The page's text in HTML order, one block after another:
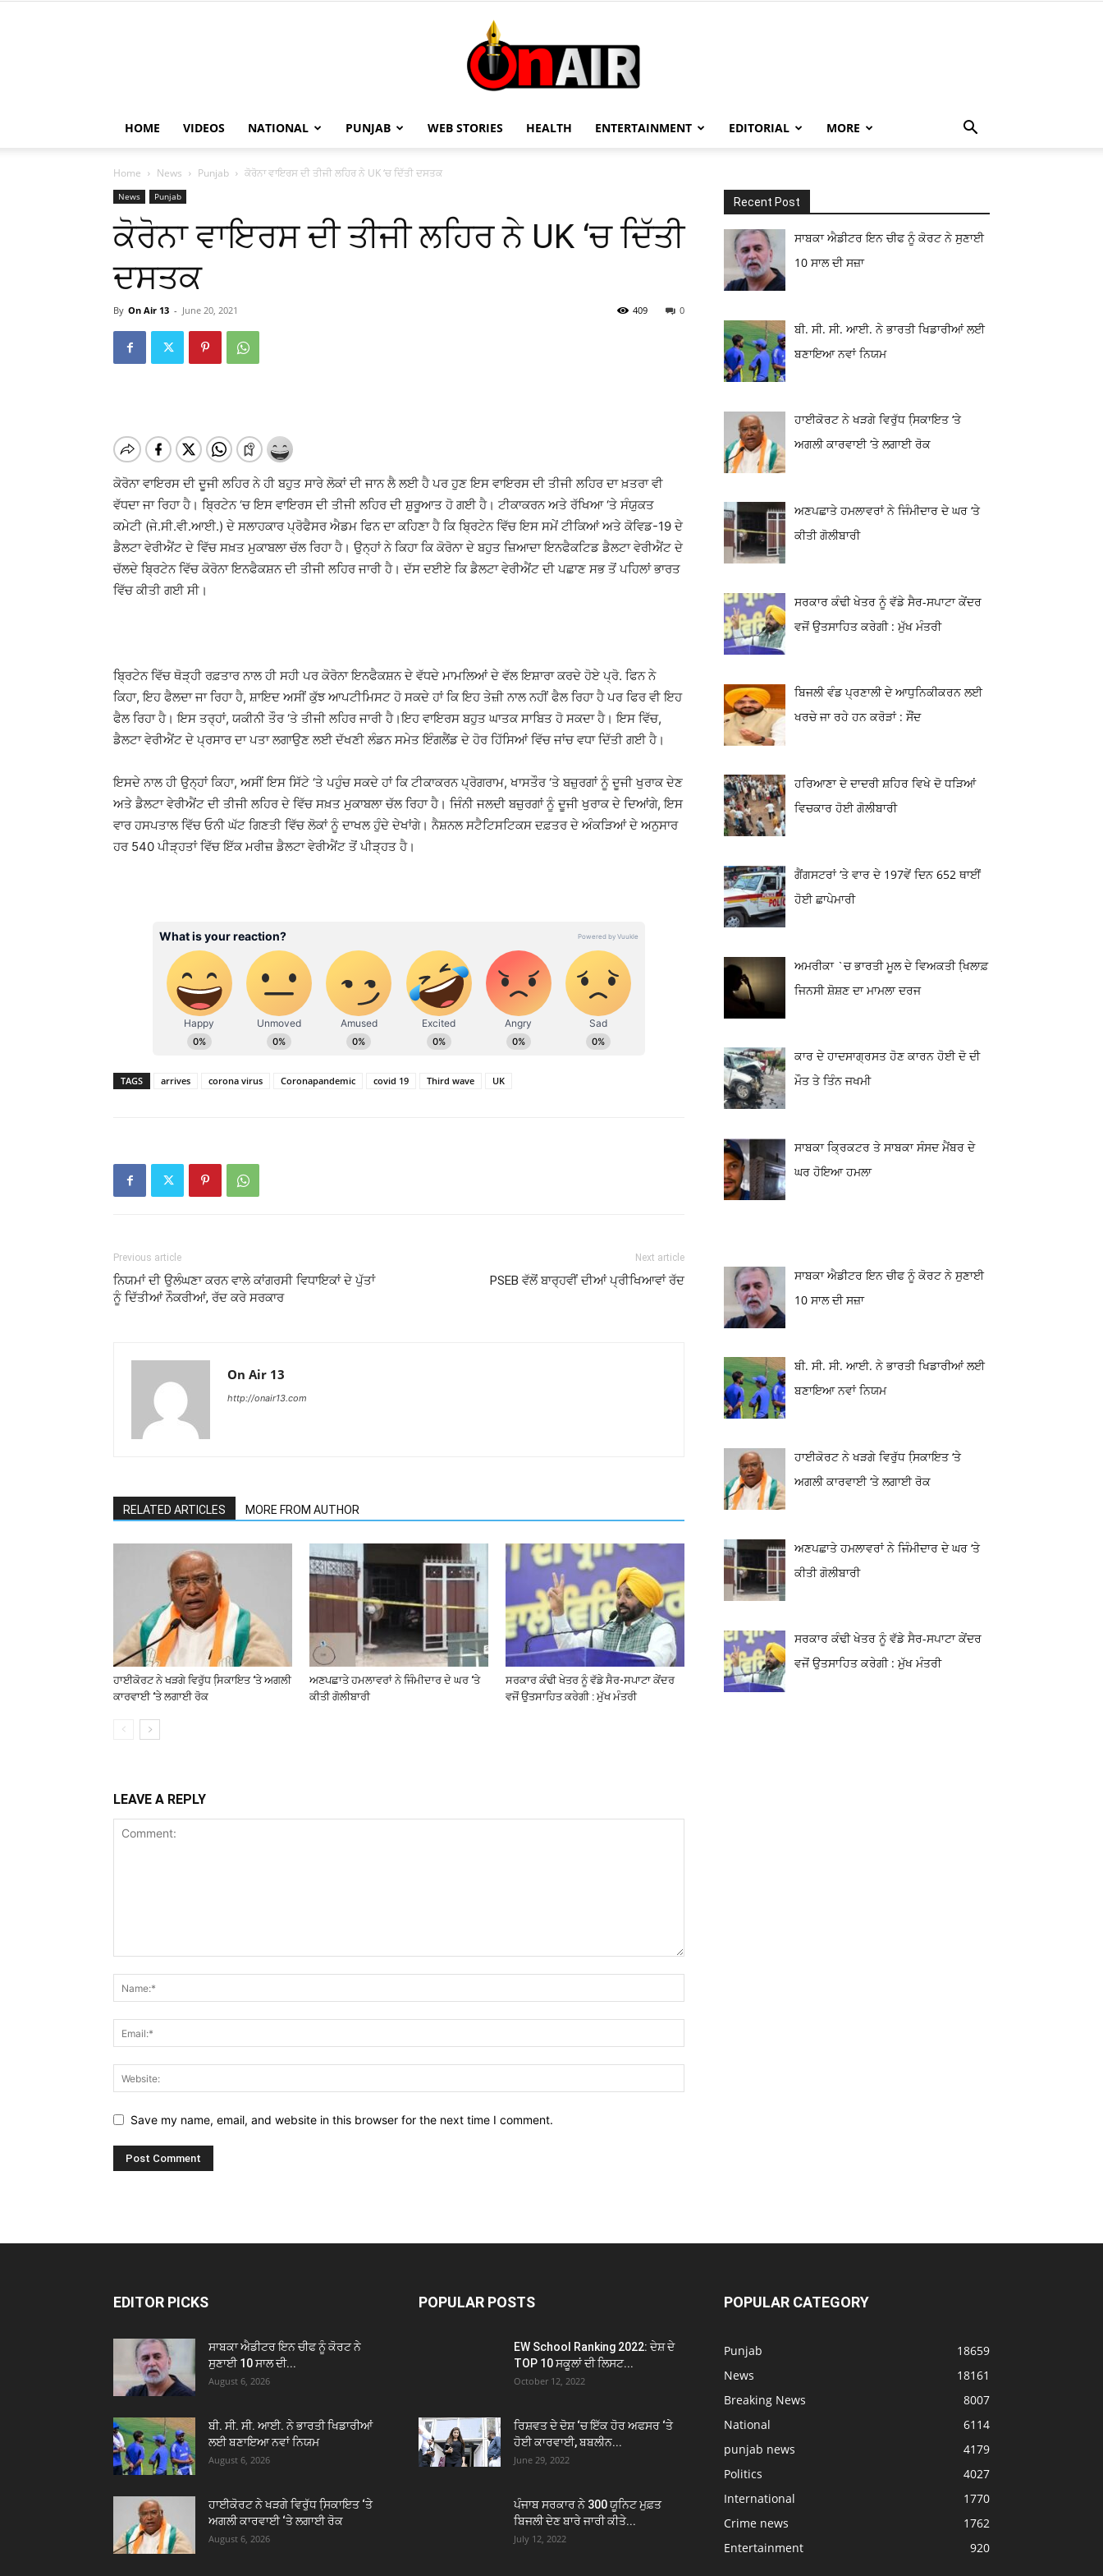
Air
HOME VIDEOS NATIONAL PUNJAB WEB STORIES HEALTH ENTERTAINMENT EDITORIAL MORE
Home News Punjab ਕੋਰੋਨਾ ਵਾਇਰਸ ਦੀ ਤੀਜੀ ਲਹਿਰ ਨੇ UK ‘ਚ ਦਿੱਤੀ ਦਸਤਕ
News Punjab
ਕੋਰੋਨਾ ਵਾਇਰਸ ਦੀ ਤੀਜੀ ਲਹਿਰ ਨੇ UK ‘ਚ ਦਿੱਤੀ
ਦਸਤਕ
By On Air 13 - June 20, 2021 0
409
ਕੋਰੋਨਾ ਵਾਇਰਸ ਦੀ ਦੂਜੀ ਲਹਿਰ ਨੇ ਹੀ ਬਹੁਤ ਸਾਰੇ ਲੋਕਾਂ ਦੀ ਜਾਨ ਲੈ ਲਈ ਹੈ ਪਰ ਹੁਣ ਇਸ ਵਾਇਰਸ ਦੀ ਤੀਜੀ ਲਹਿਰ ਦਾ ਖ਼ਤਰਾ ਵੀ
ਵੱਧਦਾ ਜਾ ਰਿਹਾ ਹੈ। ਬ੍ਰਿਟੇਨ ‘ਚ ਇਸ ਵਾਇਰਸ ਦੀ ਤੀਜੀ ਲਹਿਰ ਦੀ ਸ਼ੁਰੂਆਤ ਹੋ ਗਈ ਹੈ। ਟੀਕਾਕਰਨ ਅਤੇ ਰੱਖਿਆ ‘ਤੇ ਸੰਯੁਕਤ
ਕਮੇਟੀ (ਜੇ.ਸੀ.ਵੀ.ਆਈ.) ਦੇ ਸਲਾਹਕਾਰ ਪ੍ਰੋਫੈਸਰ ਐਡਮ ਫਿਨ ਦਾ ਕਹਿਣਾ ਹੈ ਕਿ ਬ੍ਰਿਟੇਨ ਵਿੱਚ ਇਸ ਸਮੇਂ ਟੀਕਿਆਂ ਅਤੇ ਕੋਵਿਡ-19 ਦੇ
ਡੈਲਟਾ ਵੇਰੀਐਂਟ ਦੇ ਵਿੱਚ ਸਖ਼ਤ ਮੁਕਾਬਲਾ ਚੱਲ ਰਿਹਾ ਹੈ। ਉਨ੍ਹਾਂ ਨੇ ਕਿਹਾ ਕਿ ਕੋਰੋਨਾ ਦੇ ਬਹੁਤ ਜ਼ਿਆਦਾ ਇਨਫੈਕਟਿਡ ਡੈਲਟਾ ਵੇਰੀਐਂਟ ਦੇ
ਚੱਲਦੇ ਬ੍ਰਿਟੇਨ ਵਿੱਚ ਕੋਰੋਨਾ ਇਨਫੈਕਸ਼ਨ ਦੀ ਤੀਜੀ ਲਹਿਰ ਜਾਰੀ ਹੈ। ਦੱਸ ਦਈਏ ਕਿ ਡੈਲਟਾ ਵੇਰੀਐਂਟ ਦੀ ਪਛਾਣ ਸਭ ਤੋਂ ਪਹਿਲਾਂ ਭਾਰਤ
ਵਿੱਚ ਕੀਤੀ ਗਈ ਸੀ।
ਬ੍ਰਿਟੇਨ ਵਿੱਚ ਥੋੜ੍ਹੀ ਰਫ਼ਤਾਰ ਨਾਲ ਹੀ ਸਹੀ ਪਰ ਕੋਰੋਨਾ ਇਨਫੈਕਸ਼ਨ ਦੇ ਵੱਧਦੇ ਮਾਮਲਿਆਂ ਦੇ ਵੱਲ ਇਸ਼ਾਰਾ ਕਰਦੇ ਹੋਏ ਪ੍ਰੋ. ਫਿਨ ਨੇ
ਕਿਹਾ, ਇਹ ਫੈਲਦਾ ਜਾ ਰਿਹਾ ਹੈ, ਸ਼ਾਇਦ ਅਸੀਂ ਕੁੱਝ ਆਪਟੀਮਿਸਟ ਹੋ ਸਕਦੇ ਹਾਂ ਕਿ ਇਹ ਤੇਜ਼ੀ ਨਾਲ ਨਹੀਂ ਫੈਲ ਰਿਹਾ ਹੈ ਪਰ ਫਿਰ ਵੀ ਇਹ
ਫੈਲ ਰਿਹਾ ਹੈ। ਇਸ ਤਰ੍ਹਾਂ, ਯਕੀਨੀ ਤੌਰ ‘ਤੇ ਤੀਜੀ ਲਹਿਰ ਜਾਰੀ ਹੈ।ਇਹ ਵਾਇਰਸ ਬਹੁਤ ਘਾਤਕ ਸਾਬਿਤ ਹੋ ਸਕਦਾ ਹੈ। ਇਸ ਵਿੱਚ,
ਡੈਲਟਾ ਵੇਰੀਐਂਟ ਦੇ ਪ੍ਰਸਾਰ ਦਾ ਪਤਾ ਲਗਾਉਣ ਲਈ ਦੱਖਣੀ ਲੰਡਨ ਸਮੇਤ ਇੰਗਲੈਂਡ ਦੇ ਹੋਰ ਹਿੱਸਿਆਂ ਵਿੱਚ ਜਾਂਚ ਵਧਾ ਦਿੱਤੀ ਗਈ ਹੈ।
ਇਸਦੇ ਨਾਲ ਹੀ ਉਨ੍ਹਾਂ ਕਿਹਾ, ਅਸੀਂ ਇਸ ਸਿੱਟੇ ‘ਤੇ ਪਹੁੰਚ ਸਕਦੇ ਹਾਂ ਕਿ ਟੀਕਾਕਰਨ ਪ੍ਰੋਗਰਾਮ, ਖਾਸਤੌਰ ‘ਤੇ ਬਜ਼ੁਰਗਾਂ ਨੂੰ ਦੂਜੀ ਖੁਰਾਕ ਦੇਣ
ਅਤੇ ਡੈਲਟਾ ਵੇਰੀਐਂਟ ਦੀ ਤੀਜੀ ਲਹਿਰ ਦੇ ਵਿੱਚ ਸਖ਼ਤ ਮੁਕਾਬਲਾ ਚੱਲ ਰਿਹਾ ਹੈ। ਜਿੰਨੀ ਜਲਦੀ ਬਜ਼ੁਰਗਾਂ ਨੂੰ ਦੂਜੀ ਖੁਰਾਕ ਦੇ ਦਿਆਂਗੇ, ਇਸ
ਵਾਰ ਹਸਪਤਾਲ ਵਿੱਚ ਓਨੀ ਘੱਟ ਗਿਣਤੀ ਵਿੱਚ ਲੋਕਾਂ ਨੂੰ ਦਾਖਲ ਹੁੰਦੇ ਦੇਖਾਂਗੇ। ਨੈਸ਼ਨਲ ਸਟੈਟਿਸਟਿਕਸ ਦਫ਼ਤਰ ਦੇ ਅੰਕੜਿਆਂ ਦੇ ਅਨੁਸਾਰ
ਹਰ 540 ਪੀੜ੍ਹਤਾਂ ਵਿੱਚ ਇੱਕ ਮਰੀਜ਼ ਡੈਲਟਾ ਵੇਰੀਐਂਟ ਤੋਂ ਪੀੜ੍ਹਤ ਹੈ।
TAGS arrives corona virus Coronapandemic covid 19 Third wave UK
Previous article
ਨਿਯਮਾਂ ਦੀ ਉਲੰਘਣਾ ਕਰਨ ਵਾਲੇ ਕਾਂਗਰਸੀ ਵਿਧਾਇਕਾਂ ਦੇ ਪੁੱਤਾਂ
ਨੂੰ ਦਿੱਤੀਆਂ ਨੌਕਰੀਆਂ, ਰੱਦ ਕਰੇ ਸਰਕਾਰ
Next article
PSEB ਵੱਲੋਂ ਬਾਰ੍ਹਵੀਂ ਦੀਆਂ ਪ੍ਰੀਖਿਆਵਾਂ ਰੱਦ
On Air 13
http://onair13.com
RELATED ARTICLES MORE FROM AUTHOR
ਹਾਈਕੋਰਟ ਨੇ ਖੜਗੇ ਵਿਰੁੱਧ ਸਿ਼ਕਾਇਤ ‘ਤੇ ਅਗਲੀ
ਕਾਰਵਾਈ ‘ਤੇ ਲਗਾਈ ਰੋਕ
ਅਣਪਛਾਤੇ ਹਮਲਾਵਰਾਂ ਨੇ ਜਿੰਮੀਦਾਰ ਦੇ ਘਰ ‘ਤੇ
ਕੀਤੀ ਗੋਲੀਬਾਰੀ
ਸਰਕਾਰ ਕੰਢੀ ਖੇਤਰ ਨੂੰ ਵੱਡੇ ਸੈਰ-ਸਪਾਟਾ ਕੇਂਦਰ
ਵਜੋਂ ਉਤਸਾਹਿਤ ਕਰੇਗੀ : ਮੁੱਖ ਮੰਤਰੀ
LEAVE A REPLY
Save my name, email, and website in this browser for the next time I comment.
Recent Post
ਸਾਬਕਾ ਐਡੀਟਰ ਇਨ ਚੀਫ ਨੂੰ ਕੋਰਟ ਨੇ ਸੁਣਾਈ
10 ਸਾਲ ਦੀ ਸਜ਼ਾ
ਬੀ. ਸੀ. ਸੀ. ਆਈ. ਨੇ ਭਾਰਤੀ ਖਿਡਾਰੀਆਂ ਲਈ
ਬਣਾਇਆ ਨਵਾਂ ਨਿਯਮ
ਹਾਈਕੋਰਟ ਨੇ ਖੜਗੇ ਵਿਰੁੱਧ ਸਿ਼ਕਾਇਤ ‘ਤੇ
ਅਗਲੀ ਕਾਰਵਾਈ ‘ਤੇ ਲਗਾਈ ਰੋਕ
ਅਣਪਛਾਤੇ ਹਮਲਾਵਰਾਂ ਨੇ ਜਿੰਮੀਦਾਰ ਦੇ ਘਰ ‘ਤੇ
ਕੀਤੀ ਗੋਲੀਬਾਰੀ
ਸਰਕਾਰ ਕੰਢੀ ਖੇਤਰ ਨੂੰ ਵੱਡੇ ਸੈਰ-ਸਪਾਟਾ ਕੇਂਦਰ
ਵਜੋਂ ਉਤਸਾਹਿਤ ਕਰੇਗੀ : ਮੁੱਖ ਮੰਤਰੀ
ਬਿਜਲੀ ਵੰਡ ਪ੍ਰਣਾਲੀ ਦੇ ਆਧੁਨਿਕੀਕਰਨ ਲਈ
ਖਰਚੇ ਜਾ ਰਹੇ ਹਨ ਕਰੋੜਾਂ : ਸੌਂਦ
ਹਰਿਆਣਾ ਦੇ ਦਾਦਰੀ ਸ਼ਹਿਰ ਵਿਖੇ ਦੋ ਧੜਿਆਂ
ਵਿਚਕਾਰ ਹੋਈ ਗੋਲੀਬਾਰੀ
ਗੈਂਗਸਟਰਾਂ ‘ਤੇ ਵਾਰ ਦੇ 197ਵੇਂ ਦਿਨ 652 ਥਾਈਂ
ਹੋਈ ਛਾਪੇਮਾਰੀ
ਅਮਰੀਕਾ `ਚ ਭਾਰਤੀ ਮੂਲ ਦੇ ਵਿਅਕਤੀ ਖਿ਼ਲਾਫ਼
ਜਿਨਸੀ ਸ਼ੋਸ਼ਣ ਦਾ ਮਾਮਲਾ ਦਰਜ
ਕਾਰ ਦੇ ਹਾਦਸਾਗ੍ਰਸਤ ਹੋਣ ਕਾਰਨ ਹੋਈ ਦੋ ਦੀ
ਮੌਤ ਤੇ ਤਿੰਨ ਜਖਮੀ
ਸਾਬਕਾ ਕ੍ਰਿਕਟਰ ਤੇ ਸਾਬਕਾ ਸੰਸਦ ਮੈਂਬਰ ਦੇ
ਘਰ ਹੋਇਆ ਹਮਲਾ
ਸਾਬਕਾ ਐਡੀਟਰ ਇਨ ਚੀਫ ਨੂੰ ਕੋਰਟ ਨੇ ਸੁਣਾਈ
10 ਸਾਲ ਦੀ ਸਜ਼ਾ
ਬੀ. ਸੀ. ਸੀ. ਆਈ. ਨੇ ਭਾਰਤੀ ਖਿਡਾਰੀਆਂ ਲਈ
ਬਣਾਇਆ ਨਵਾਂ ਨਿਯਮ
ਹਾਈਕੋਰਟ ਨੇ ਖੜਗੇ ਵਿਰੁੱਧ ਸਿ਼ਕਾਇਤ ‘ਤੇ
ਅਗਲੀ ਕਾਰਵਾਈ ‘ਤੇ ਲਗਾਈ ਰੋਕ
ਅਣਪਛਾਤੇ ਹਮਲਾਵਰਾਂ ਨੇ ਜਿੰਮੀਦਾਰ ਦੇ ਘਰ ‘ਤੇ
ਕੀਤੀ ਗੋਲੀਬਾਰੀ
ਸਰਕਾਰ ਕੰਢੀ ਖੇਤਰ ਨੂੰ ਵੱਡੇ ਸੈਰ-ਸਪਾਟਾ ਕੇਂਦਰ
ਵਜੋਂ ਉਤਸਾਹਿਤ ਕਰੇਗੀ : ਮੁੱਖ ਮੰਤਰੀ
EDITOR PICKS
ਸਾਬਕਾ ਐਡੀਟਰ ਇਨ ਚੀਫ ਨੂੰ ਕੋਰਟ ਨੇ
ਸੁਣਾਈ 10 ਸਾਲ ਦੀ...
August 6, 2026
ਬੀ. ਸੀ. ਸੀ. ਆਈ. ਨੇ ਭਾਰਤੀ ਖਿਡਾਰੀਆਂ
ਲਈ ਬਣਾਇਆ ਨਵਾਂ ਨਿਯਮ
August 6, 2026
ਹਾਈਕੋਰਟ ਨੇ ਖੜਗੇ ਵਿਰੁੱਧ ਸਿ਼ਕਾਇਤ ‘ਤੇ
ਅਗਲੀ ਕਾਰਵਾਈ ‘ਤੇ ਲਗਾਈ ਰੋਕ
August 6, 2026
POPULAR POSTS
EW School Ranking 2022: ਦੇਸ਼ ਦੇ
TOP 10 ਸਕੂਲਾਂ ਦੀ ਲਿਸਟ...
October 12, 2022
ਰਿਸ਼ਵਤ ਦੇ ਦੋਸ਼ ‘ਚ ਇੱਕ ਹੋਰ ਅਫਸਰ ‘ਤੇ
ਹੋਈ ਕਾਰਵਾਈ, ਬਬਲੀਨ...
June 29, 2022
ਪੰਜਾਬ ਸਰਕਾਰ ਨੇ 300 ਯੂਨਿਟ ਮੁਫ਼ਤ
ਬਿਜਲੀ ਦੇਣ ਬਾਰੇ ਜਾਰੀ ਕੀਤੇ...
July 12, 2022
POPULAR CATEGORY
Punjab
18659
News
18161
Breaking News
8007
National
6114
punjab news
4179
Politics
4027
International
1770
Crime news
1762
Entertainment
920